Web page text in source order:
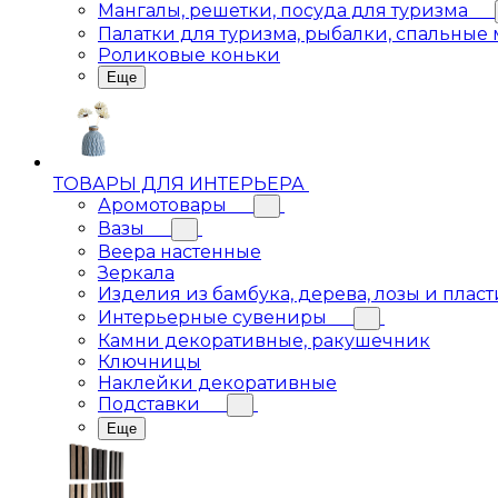
Мангалы, решетки, посуда для туризма
Палатки для туризма, рыбалки,
Роликовые коньки
Еще
ТОВАРЫ ДЛЯ ИНТЕРЬЕРА
Аромотовары
Вазы
Веера настенные
Зеркала
Изделия из бамбука, дерева, лозы и
Интерьерные сувениры
Камни декоративные, ракушечник
Ключницы
Наклейки декоративные
Подставки
Еще